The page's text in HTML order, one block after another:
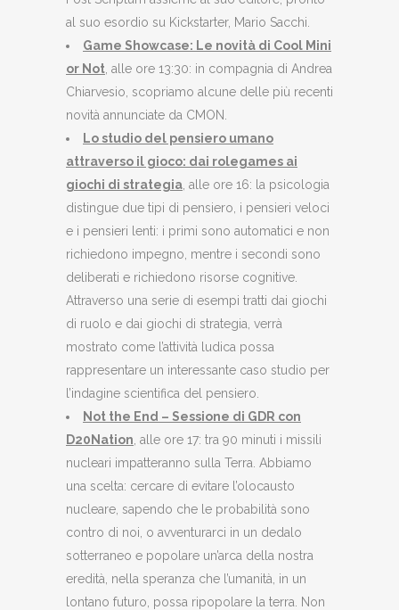
al suo esordio su Kickstarter, Mario Sacchi.
Game Showcase: Le novità di Cool Mini
or Not , alle ore 13:30: in compagnia di Andrea
Chiarvesio, scopriamo alcune delle più recenti
novità annunciate da CMON.
Lo studio del pensiero umano
attraverso il gioco: dai rolegames ai
giochi di strategia , alle ore 16: la psicologia
distingue due tipi di pensiero, i pensieri veloci
e i pensieri lenti: i primi sono automatici e non
richiedono impegno, mentre i secondi sono
deliberati e richiedono risorse cognitive.
Attraverso una serie di esempi tratti dai giochi
di ruolo e dai giochi di strategia, verrà
mostrato come l’attività ludica possa
rappresentare un interessante caso studio per
l’indagine scientifica del pensiero.
Not the End – Sessione di GDR con
D20Nation , alle ore 17: tra 90 minuti i missili
nucleari impatteranno sulla Terra. Abbiamo
una scelta: cercare di evitare l’olocausto
nucleare, sapendo che le probabilità sono
contro di noi, o avventurarci in un dedalo
sotterraneo e popolare un’arca della nostra
eredità, nella speranza che l’umanità, in un
lontano futuro, possa ripopolare la terra. Non